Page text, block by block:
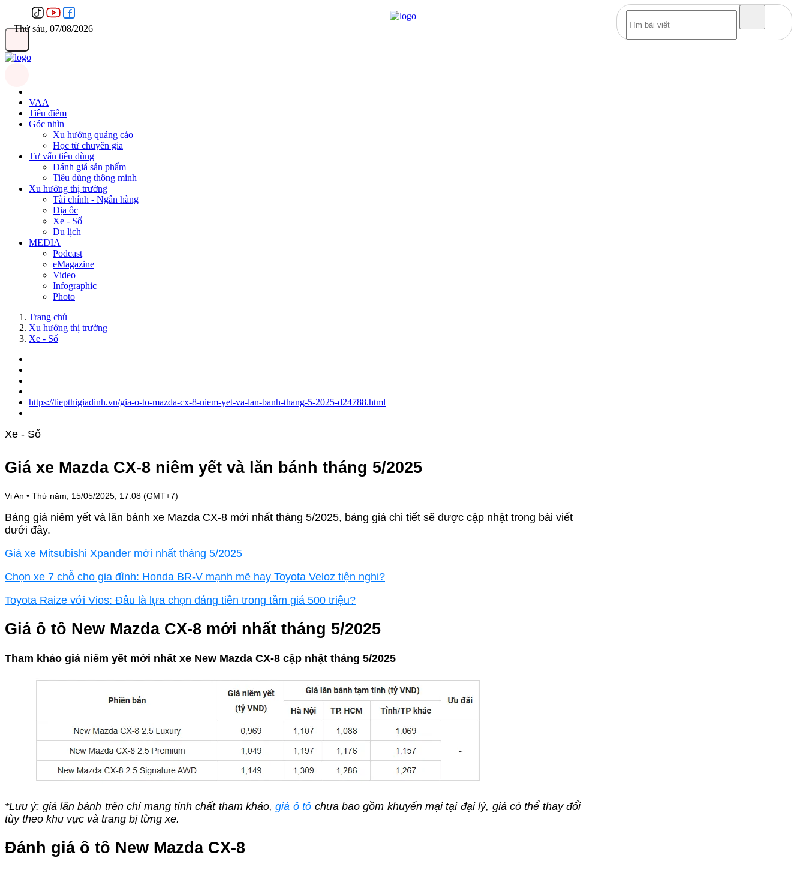
Thứ sáu, 07/08/2026
VAA
Tiêu điểm
Góc nhìn
Xu hướng quảng cáo
Học từ chuyên gia
Tư vấn tiêu dùng
Đánh giá sản phẩm
Tiêu dùng thông minh
Xu hướng thị trường
Tài chính - Ngân hàng
Địa ốc
Xe - Số
Du lịch
MEDIA
Podcast
eMagazine
Video
Infographic
Photo
Trang chủ
Xu hướng thị trường
Xe - Số
https://tiepthigiadinh.vn/gia-o-to-mazda-cx-8-niem-yet-va-lan-banh-thang-5-2025-d24788.html
Xe - Số
Giá xe Mazda CX-8 niêm yết và lăn bánh tháng 5/2025
Vi An • Thứ năm, 15/05/2025, 17:08 (GMT+7)
Bảng giá niêm yết và lăn bánh xe Mazda CX-8 mới nhất tháng 5/2025, bảng giá chi tiết sẽ được cập nhật trong bài viết
dưới đây.
Giá xe Mitsubishi Xpander mới nhất tháng 5/2025
Chọn xe 7 chỗ cho gia đình: Honda BR-V mạnh mẽ hay Toyota Veloz tiện nghi?
Toyota Raize với Vios: Đâu là lựa chọn đáng tiền trong tầm giá 500 triệu?
Giá ô tô New Mazda CX-8 mới nhất tháng 5/2025
Tham khảo giá niêm yết mới nhất xe New Mazda CX-8 cập nhật tháng 5/2025
*Lưu ý: giá lăn bánh trên chỉ mang tính chất tham khảo,giá ô tô chưa bao gồm khuyến mại tại đại lý, giá có thể thay đổi
tùy theo khu vực và trang bị từng xe.
Đánh giá ô tô New Mazda CX-8